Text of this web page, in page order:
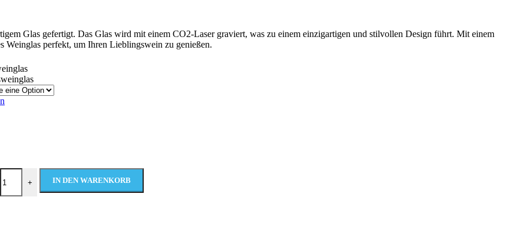
Glas gefertigt. Das Glas wird mit einem CO2-Laser graviert, was zu einem einzigartigen und stilvollen Design führt. Mit einem
Weinglas perfekt, um Ihren Lieblingswein zu genießen.
+ IN DEN WARENKORB